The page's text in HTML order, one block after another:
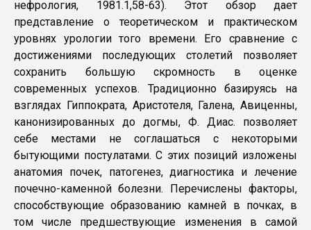
нефрология, 1981.1,58-63). Этот обзор дает
представление о теоретическом и практическом
уровнях урологии того времени. Его сравнение с
достижениями последующих столетий позволяет
сохранить большую скромность в оценке
современных успехов. Традиционно базируясь на
взглядах Гиппократа, Аристотеля, Галена, Авиценны,
канонизированных до догмы, Ф. Диас. позволяет
себе местами не соглашаться с некоторыми
бытующими постулатами. С этих позиций изложены
анатомия почек, патогенез, диагностика и лечение
почечно-каменной болезни. Перечислены факторы,
способствующие образованию камней в почках, в
том числе предшествующие изменения в самой